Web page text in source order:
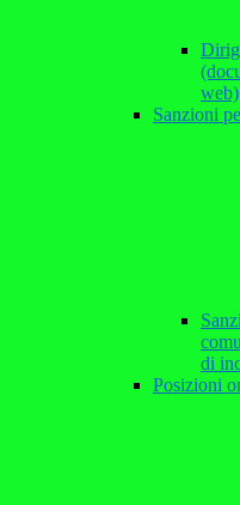
web)
Sanzioni
di
Posizioni